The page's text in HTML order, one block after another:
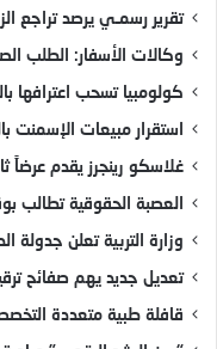
تقرير رسمـي يرصد تراجع
وكالات الأسفار: الطلب
كولومبيا تسحب اعترافها
استقرار مبيعات الإسمنت
غلاسكو رينجرز يقدم عرضاً
العصبة الحقوقية تطالب
وزارة التربية تعلن جدولة
تعديل جديد يهم صفائح
قافلة طبية متعددة